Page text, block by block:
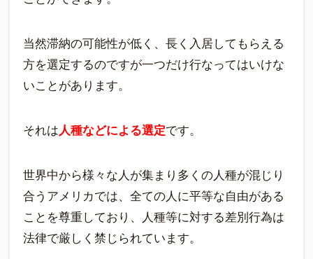
当然滞納の可能性が低く、長く入居してもらえる
方を選定するのですが一つだけ行なってはいけな
いことがあります。
それは人種などによる選定です。
世界中から様々な人が集まり多くの人種が混じり
合うアメリカでは、全ての人に平等な自由がある
ことを尊重しており、人種等に対する差別行為は
法律で厳しく禁じられています。